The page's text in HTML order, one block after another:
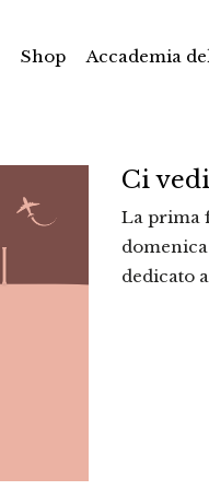
Shop Accademia
Ci
La prima
dedicato